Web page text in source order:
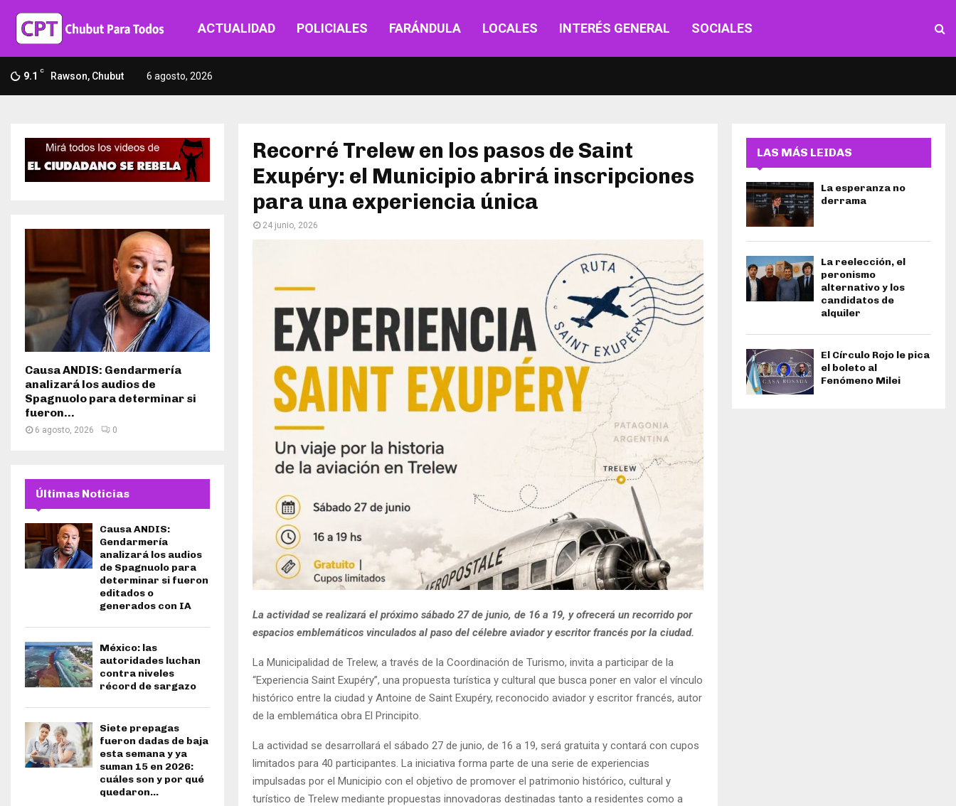
ACTUALIDAD POLICIALES FARÁNDULA LOCALES INTERÉS GENERAL SOCIALES
9.1 C Rawson, Chubut 6 agosto, 2026
Recorré Trelew en los pasos de Saint
Exupéry: el Municipio abrirá inscripciones
para una experiencia única
24 junio, 2026
La actividad se realizará el próximo sábado 27 de junio, de 16 a 19, y ofrecerá un recorrido por
espacios emblemáticos vinculados al paso del célebre aviador y escritor francés por la ciudad.
La Municipalidad de Trelew, a través de la Coordinación de Turismo, invita a participar de la
“Experiencia Saint Exupéry”, una propuesta turística y cultural que busca poner en valor el vínculo
histórico entre la ciudad y Antoine de Saint Exupéry, reconocido aviador y escritor francés, autor
de la emblemática obra El Principito.
La actividad se desarrollará el sábado 27 de junio, de 16 a 19, será gratuita y contará con cupos
limitados para 40 participantes. La iniciativa forma parte de una serie de experiencias
impulsadas por el Municipio con el objetivo de promover el patrimonio histórico, cultural y
turístico de Trelew mediante propuestas innovadoras destinadas tanto a residentes como a
Causa ANDIS: Gendarmería
analizará los audios de
Spagnuolo para determinar si
fueron...
6 agosto, 2026 0
Últimas Noticias
Causa ANDIS:
Gendarmería
analizará los audios
de Spagnuolo para
determinar si fueron
editados o
generados con IA
México: las
autoridades luchan
contra niveles
récord de sargazo
Siete prepagas
fueron dadas de baja
esta semana y ya
suman 15 en 2026:
cuáles son y por qué
quedaron...
LAS MÁS LEIDAS
La esperanza no
derrama
La reelección, el
peronismo
alternativo y los
candidatos de
alquiler
El Círculo Rojo le pica
el boleto al
Fenómeno Milei